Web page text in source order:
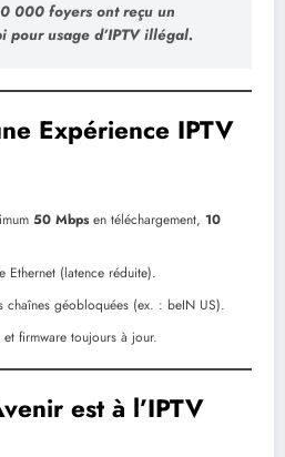
000 foyers ont reçu un
pour usage d’IPTV illégal.
Expérience IPTV
50 Mbpsen téléchargement, 10
Ethernet (latence réduite).
géobloquées (ex. : beIN US).
firmware toujours à jour.
est à l’IPTV